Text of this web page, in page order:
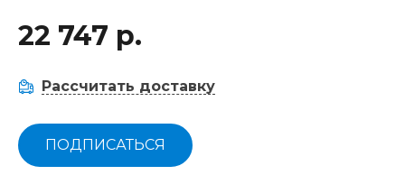
22 747 р.
Рассчитать доставку
ПОДПИСАТЬСЯ